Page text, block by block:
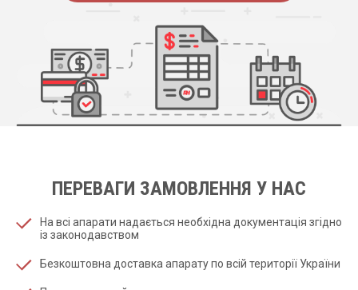
ПЕРЕВАГИ ЗАМОВЛЕННЯ У НАС
На всі апарати надається необхідна документація згідно
із законодавством
Безкоштовна доставка апарату по всій території України